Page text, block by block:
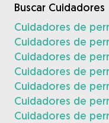
Buscar Cuidadores
Cuidadores de
Cuidadores de
Cuidadores de
Cuidadores de
Cuidadores de
Cuidadores de
Cuidadores de